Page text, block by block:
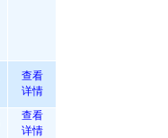
查看
详情
查看
详情